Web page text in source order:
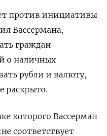
против инициативы
Вассермана,
граждан
о наличных
рубли и валюту,
раскрыто.
которого Вассерман
соответствует